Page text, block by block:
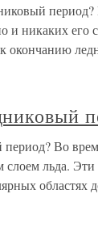
и никаких его
окончанию
Во
льда. Эти
областях